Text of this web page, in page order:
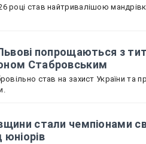
став найтривалішою
попрощаються з
Стабровським
став на захист України та
стали чемпіонами